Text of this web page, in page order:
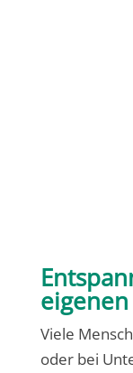
Viele
oder bei